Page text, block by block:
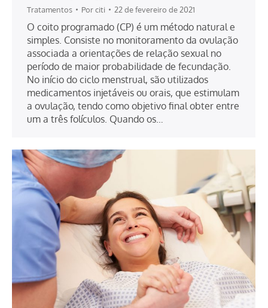
Tratamentos Porciti 22 de fevereiro de 2021
O coito programado (CP) é um método natural e
simples. Consiste no monitoramento da ovulação
associada a orientações de relação sexual no
período de maior probabilidade de fecundação.
No início do ciclo menstrual, são utilizados
medicamentos injetáveis ou orais, que estimulam
a ovulação, tendo como objetivo final obter entre
um a três folículos. Quando os…